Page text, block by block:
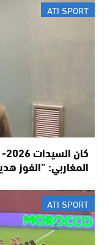
ATI SPORT
المغاربي: “الفوز
ATI SPORT